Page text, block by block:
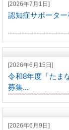
[2026年7月1日]
認知症サポータ
[2026年6月15日]
令和8年度「たま
募集...
[2026年6月9日]